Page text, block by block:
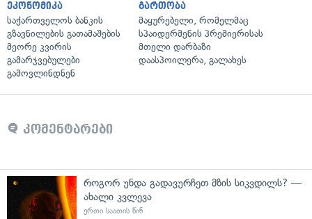
ეკონომიკა
საქართველოს ბანკის
გზავნილების გათამაშების
მეორე კვირის
გამარჯვებულები
გამოვლინდნენ
გართობა
მაყურებელი, რომელმაც
სპაიდერმენის პრემიერისას
მთელი დარბაზი
დაასპოილერა, გალახეს
კომენტარები
როგორ უნდა გადავურჩეთ მზის სიკვდილს? —
ახალი კვლევა
ერთი საათის წინ